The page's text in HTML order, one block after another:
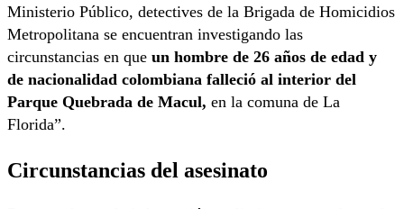
Ministerio Público, detectives de la Brigada de Homicidios
Metropolitana se encuentran investigando las
circunstancias en que un hombre de 26 años de edad y
de nacionalidad colombiana falleció al interior del
Parque Quebrada de Macul, en la comuna de La
Florida”.
Circunstancias del asesinato